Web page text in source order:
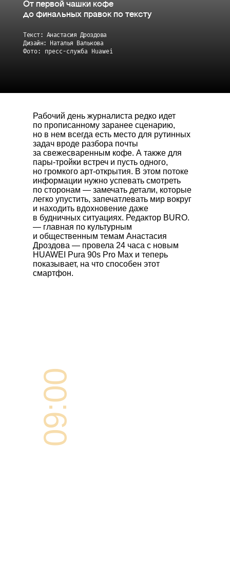
От первой чашки кофе
до финальных правок по тексту
Текст: Анастасия Дроздова
Дизайн: Наталья Валькова
Фото: пресс-служба Huawei
Рабочий день журналиста редко идет
по прописанному заранее сценарию,
но в нем всегда есть место для рутинных
задач вроде разбора почты
за свежесваренным кофе. А также для
пары-тройки встреч и пусть одного,
но громкого арт-открытия. В этом потоке
информации нужно успевать смотреть
по сторонам — замечать детали, которые
легко упустить, запечатлевать мир вокруг
и находить вдохновение даже
в будничных ситуациях. Редактор BURO.
— главная по культурным
и общественным темам Анастасия
Дроздова — провела 24 часа с новым
HUAWEI Pura 90s Pro Max и теперь
показывает, на что способен этот
смартфон.
09:00